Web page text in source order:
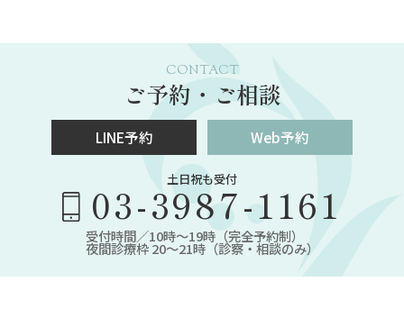
CONTACT
ご予約・ご相談
LINE予約 Web予約
土日祝も受付
03-3987-1161
受付時間／10時～19時（完全予約制）
夜間診療枠 20～21時（診察・相談のみ）